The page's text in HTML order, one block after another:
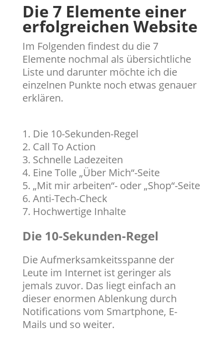
Die 7 Elemente einer
erfolgreichen Website
Im Folgenden findest du die 7
Elemente nochmal als übersichtliche
Liste und darunter möchte ich die
einzelnen Punkte noch etwas genauer
erklären.
Die 10-Sekunden-Regel
Call To Action
Schnelle Ladezeiten
Eine Tolle „Über Mich“-Seite
„Mit mir arbeiten“- oder „Shop“-Seite
Anti-Tech-Check
Hochwertige Inhalte
Die 10-Sekunden-Regel
​Die Aufmerksamkeitsspanne der
Leute im Internet ist geringer als
jemals zuvor. Das liegt einfach an
dieser enormen Ablenkung durch
Notifications vom Smartphone, E-
Mails und so weiter.